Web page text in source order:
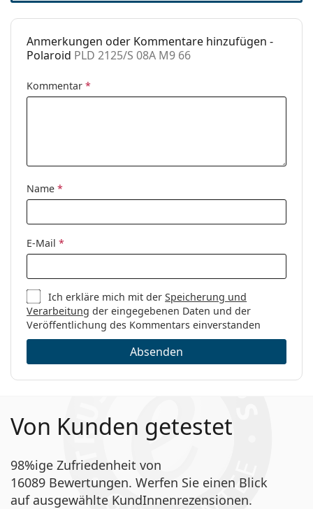
Anmerkungen oder Kommentare hinzufügen -
Polaroid PLD 2125/S 08A M9 66
Kommentar *
Name *
E-Mail *
Ich erkläre mich mit derSpeicherung und
Verarbeitung der eingegebenen Daten und der
Veröffentlichung des Kommentars einverstanden
Absenden
Von Kunden getestet
98%ige Zufriedenheit von
16089 Bewertungen. Werfen Sie einen Blick
auf ausgewählte KundInnenrezensionen.